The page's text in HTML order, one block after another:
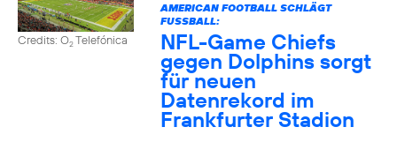
Credits: O2Telefónica
AMERICAN FOOTBALL SCHLÄGT
FUSSBALL:
NFL-Game Chiefs
gegen Dolphins sorgt
für neuen
Datenrekord im
Frankfurter Stadion